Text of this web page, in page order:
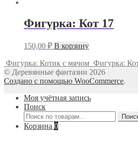
Фигурка: Кот 17
150,00 ₽ В корзину
Фигурка: Котик с мячом Фигурка:
© Деревянные фантазии 2026
Создано с помощью WooCommerce.
Моя учётная запись
Поиск
Искать:
Корзина 0